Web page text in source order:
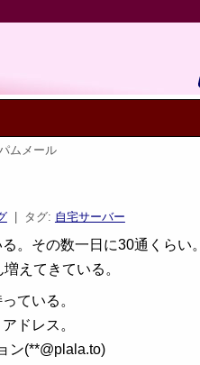
ムメール
| タグ: 自宅サーバー
。その数一日に30通くらい。
えてきている。
ている。
ドレス。
ン(**@plala.to)